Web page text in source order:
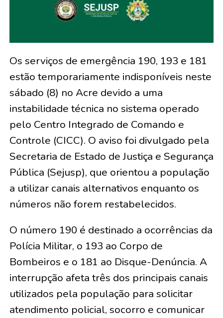
Os serviços de emergência 190, 193 e 181
estão temporariamente indisponíveis neste
sábado (8) no Acre devido a uma
instabilidade técnica no sistema operado
pelo Centro Integrado de Comando e
Controle (CICC). O aviso foi divulgado pela
Secretaria de Estado de Justiça e Segurança
Pública (Sejusp), que orientou a população
a utilizar canais alternativos enquanto os
números não forem restabelecidos.
O número 190 é destinado a ocorrências da
Polícia Militar, o 193 ao Corpo de
Bombeiros e o 181 ao Disque-Denúncia. A
interrupção afeta três dos principais canais
utilizados pela população para solicitar
atendimento policial, socorro e comunicar